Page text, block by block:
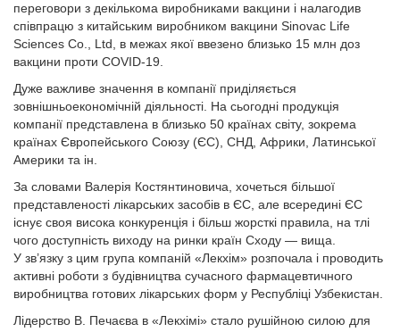
переговори з декількома виробниками вакцини і налагодив
співпрацю з китайським виробником вакцини Sinovac Life
Sciences Co., Ltd, в межах якої ввезено близько 15 млн доз
вакцини проти COVID-19.
Дуже важливе значення в компанії приділяється
зовнішньоекономічній діяльності. На сьогодні продукція
компанії представлена в близько 50 країнах світу, зокрема
країнах Європейського Союзу (ЄС), СНД, Африки, Латинської
Америки та ін.
За словами Валерія Костянтиновича, хочеться більшої
представленості лікарських засобів в ЄС, але всередині ЄС
існує своя висока конкуренція і більш жорсткі правила, на тлі
чого доступність виходу на ринки країн Сходу — вища.
У зв’язку з цим група компаній «Лекхім» розпочала і проводить
активні роботи з будівництва сучасного фармацевтичного
виробництва готових лікарських форм у Республіці Узбекистан.
Лідерство В. Печаєва в «Лекхімі» стало рушійною силою для